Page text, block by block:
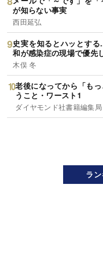
が知らない事実
西田延弘
史実を知るとハッとす
和が感染症の現場で優先
木俣 冬
老後になってから「も
うこと・ワースト1
ダイヤモンド社書籍編集局
ラ